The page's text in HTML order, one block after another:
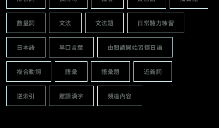
數量詞 文法 文法題 日常聽力練習
日本語 早口言葉 由閱讀開始習慣日語
複合動詞 語彙 語彙題 近義詞
逆索引 難讀漢字 頻道內容